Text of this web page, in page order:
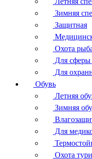
Зимняя
Защитная
Охота
Для сферы
Для
Обувь
Летняя
Зимняя
Для
Охота